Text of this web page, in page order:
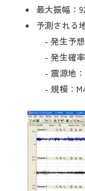
最大振幅：
予測される
- 発生予想
- 発生確
- 震源地：
- 規模：